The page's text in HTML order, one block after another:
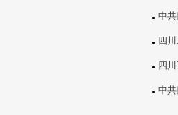
中
四
四
中